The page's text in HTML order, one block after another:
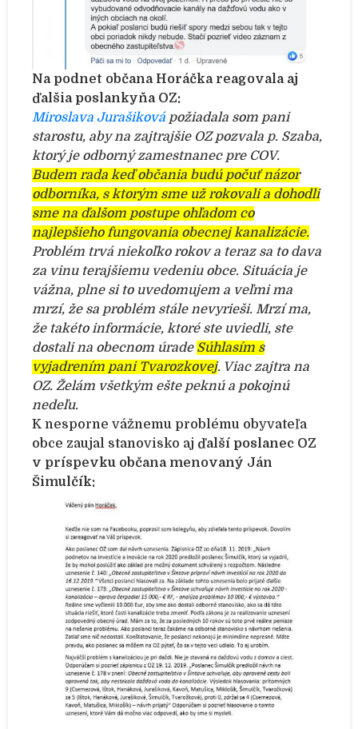
Na podnet občana Horáčka reagovala aj
ďalšia poslankyňa OZ:
Miroslava Jurašiková požiadala som pani
starostu, aby na zajtrajšie OZ pozvala p. Szaba,
ktorý je odborný zamestnanec pre COV.
Budem rada keď občania budú počuť názor
odborníka, s ktorým sme už rokovali a dohodli
sme na ďalšom postupe ohľadom co
najlepšieho fungovania obecnej kanalizácie.
Problém trvá niekoľko rokov a teraz sa to dava
za vinu terajšiemu vedeniu obce. Situácia je
vážna, plne si to uvedomujem a veľmi ma
mrzí, že sa problém stále nevyrieši. Mrzí ma,
že takéto informácie, ktoré ste uviedli, ste
dostali na obecnom úrade Súhlasím s
vyjadrením pani Tvarozkovej. Viac zajtra na
OZ. Želám všetkým ešte peknú a pokojnú
nedeľu.
K nesporne vážnemu problému obyvateľa
obce zaujal stanovisko aj ďalší poslanec OZ
v príspevku občana menovaný Ján
Šimulčík: